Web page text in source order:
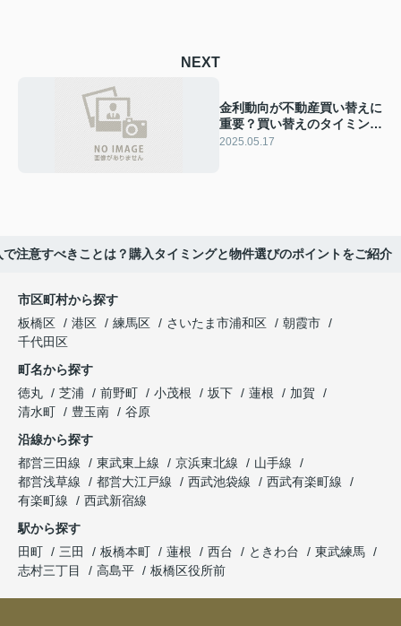
NEXT
金利動向が不動産買い替えに
重要？買い替えのタイミング
を解説
2025.05.17
注意すべきことは？購入タイミングと物件選びのポイントをご紹介
市区町村から探す
板橋区
港区 練馬区 さいたま市浦和区
朝霞市
千代田区
町名から探す
徳丸
芝浦 前野町 小茂根 坂下 蓮根
加賀
清水町
豊玉南
谷原
沿線から探す
都営三田線
東武東上線 京浜東北線
山手線
都営浅草線
都営大江戸線 西武池袋線
西武有楽町線
有楽町線
西武新宿線
駅から探す
田町
三田 板橋本町 蓮根 西台 ときわ台
東武練馬
志村三丁目
高島平 板橋区役所前